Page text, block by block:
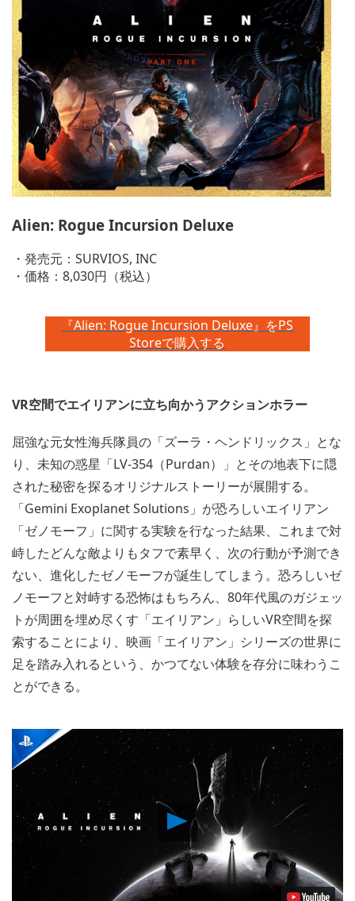
Alien: Rogue Incursion Deluxe
・発売元：SURVIOS, INC
・価格：8,030円（税込）
『Alien: Rogue Incursion Deluxe』をPS
Storeで購入する
VR空間でエイリアンに立ち向かうアクションホラー
屈強な元女性海兵隊員の「ズーラ・ヘンドリックス」とな
り、未知の惑星「LV-354（Purdan）」とその地表下に隠
された秘密を探るオリジナルストーリーが展開する。
「Gemini Exoplanet Solutions」が恐ろしいエイリアン
「ゼノモーフ」に関する実験を行なった結果、これまで対
峙したどんな敵よりもタフで素早く、次の行動が予測でき
ない、進化したゼノモーフが誕生してしまう。恐ろしいゼ
ノモーフと対峙する恐怖はもちろん、80年代風のガジェッ
トが周囲を埋め尽くす「エイリアン」らしいVR空間を探
索することにより、映画「エイリアン」シリーズの世界に
足を踏み入れるという、かつてない体験を存分に味わうこ
とができる。
Play
Video